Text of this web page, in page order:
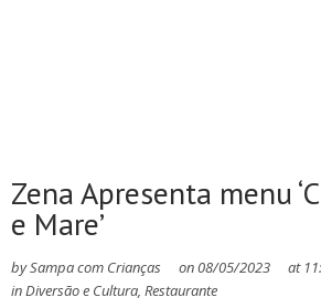
Zena Apresenta menu
e Mare’
bySampa com Crianças on08/05/2023 at
inDiversão e Cultura, Restaurante